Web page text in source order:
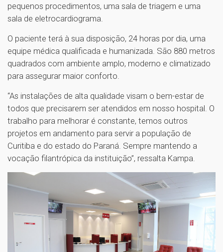
pequenos procedimentos, uma sala de triagem e uma
sala de eletrocardiograma.
O paciente terá à sua disposição, 24 horas por dia, uma
equipe médica qualificada e humanizada. São 880 metros
quadrados com ambiente amplo, moderno e climatizado
para assegurar maior conforto.
“As instalações de alta qualidade visam o bem-estar de
todos que precisarem ser atendidos em nosso hospital. O
trabalho para melhorar é constante, temos outros
projetos em andamento para servir a população de
Curitiba e do estado do Paraná. Sempre mantendo a
vocação filantrópica da instituição”, ressalta Kampa.